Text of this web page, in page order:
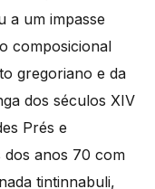
a um impasse
composicional
gregoriano e da
dos séculos XIV
Prés e
dos anos 70 com
tintinnabuli,